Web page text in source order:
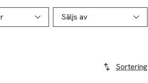
Säljs av
Sortering